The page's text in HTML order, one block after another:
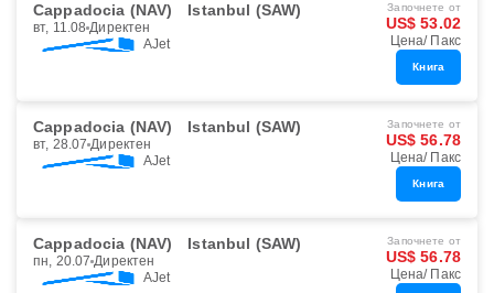
Cappadocia (NAV) Istanbul (SAW)
вт, 11.08 Директен
AJet
Започнете от
US$ 53.02
Цена/ Пакс
Книга
Cappadocia (NAV) Istanbul (SAW)
вт, 28.07 Директен
AJet
Започнете от
US$ 56.78
Цена/ Пакс
Книга
Cappadocia (NAV) Istanbul (SAW)
пн, 20.07 Директен
AJet
Започнете от
US$ 56.78
Цена/ Пакс